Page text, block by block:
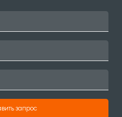
запрос